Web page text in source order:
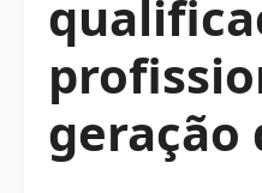
geração